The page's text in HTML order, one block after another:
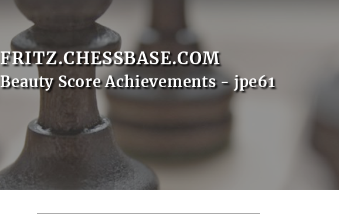
FRITZ.CHESSBASE.COM
Beauty Score Achievements - jpe61